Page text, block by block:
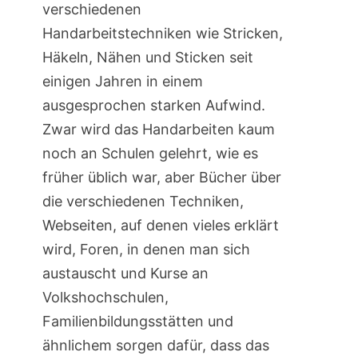
verschiedenen
Handarbeitstechniken wie Stricken,
Häkeln, Nähen und Sticken seit
einigen Jahren in einem
ausgesprochen starken Aufwind.
Zwar wird das Handarbeiten kaum
noch an Schulen gelehrt, wie es
früher üblich war, aber Bücher über
die verschiedenen Techniken,
Webseiten, auf denen vieles erklärt
wird, Foren, in denen man sich
austauscht und Kurse an
Volkshochschulen,
Familienbildungsstätten und
ähnlichem sorgen dafür, dass das